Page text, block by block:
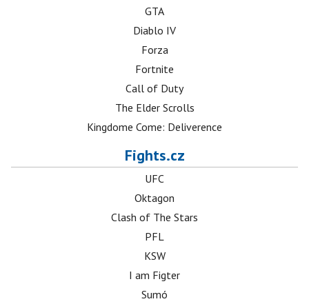
GTA
Diablo IV
Forza
Fortnite
Call of Duty
The Elder Scrolls
Kingdome Come: Deliverence
Fights.cz
UFC
Oktagon
Clash of The Stars
PFL
KSW
I am Figter
Sumó